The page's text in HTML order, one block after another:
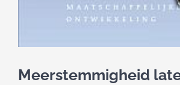
Meerstemmigheid